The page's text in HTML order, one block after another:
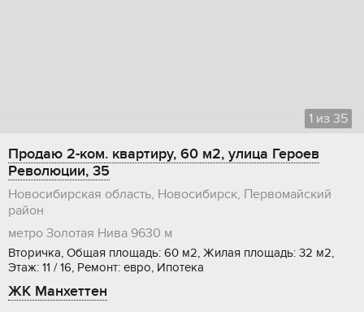
1 из 35
Продаю 2-ком. квартиру, 60 м2, улица Героев
Революции, 35
Новосибирская область, Новосибирск, Первомайский
район
метро Золотая Нива 9630 м
Вторичка, Общая площадь: 60 м2, Жилая площадь: 32 м2,
Этаж: 11 / 16, Ремонт: евро, Ипотека
ЖК Манхеттен